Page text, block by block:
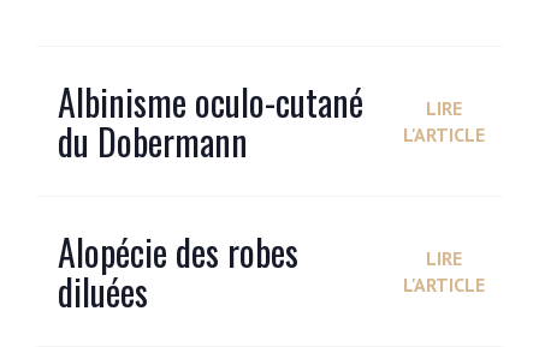
Albinisme oculo-cutané
du Dobermann
LIRE
L'ARTICLE
Alopécie des robes
diluées
LIRE
L'ARTICLE